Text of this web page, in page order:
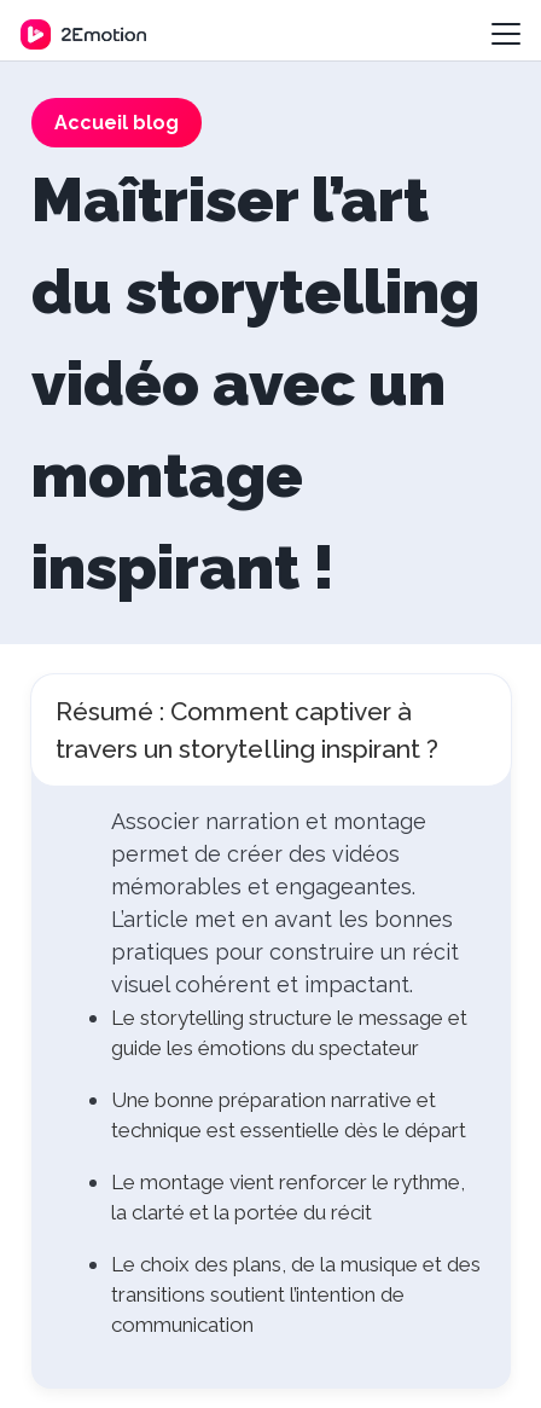
Accueil blog
Maîtriser l’art
du storytelling
vidéo avec un
montage
inspirant !
Résumé : Comment captiver à
travers un storytelling inspirant ?
Associer narration et montage
permet de créer des vidéos
mémorables et engageantes.
L’article met en avant les bonnes
pratiques pour construire un récit
visuel cohérent et impactant.
Le storytelling structure le message et
guide les émotions du spectateur
Une bonne préparation narrative et
technique est essentielle dès le départ
Le montage vient renforcer le rythme,
la clarté et la portée du récit
Le choix des plans, de la musique et des
transitions soutient l’intention de
communication